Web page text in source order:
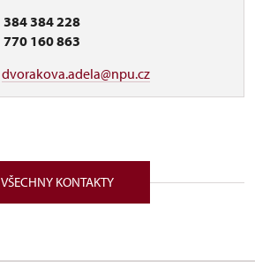
384 384 228
770 160 863
dvorakova.adela@npu.cz
VŠECHNY KONTAKTY